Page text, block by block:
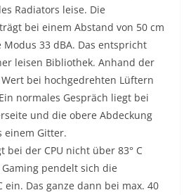
Radiators leise. Die
bei einem Abstand von 50 cm
33 dBA. Das entspricht
leisen Bibliothek. Anhand der
bei hochgedrehten Lüftern
normales Gespräch liegt bei
und die obere Abdeckung
einem Gitter.
bei der CPU nicht über 83° C
pendelt sich die
ein. Das ganze dann bei max. 40